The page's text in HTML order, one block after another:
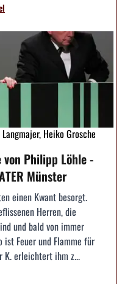
Heiko Grosche
von Philipp Löhle -
Münster
einen Kwant besorgt.
Herren, die
und bald von immer
ist Feuer und Flamme für
K. erleichtert ihm z...